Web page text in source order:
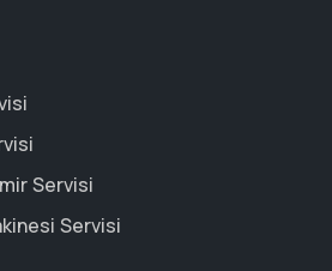
Servisi
Servisi